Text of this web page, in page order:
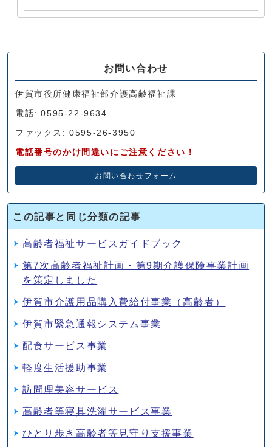
お問い合わせ
伊賀市役所健康福祉部介護高齢福祉課
電話: 0595-22-9634
ファックス: 0595-26-3950
電話番号のかけ間違いにご注意ください！
お問い合わせフォーム
この記事と同じ分類の記事
高齢者福祉サービスガイドブック
第7次高齢者福祉計画・第9期介護保険事業計画
を策定しました
伊賀市介護用品購入費給付事業（高齢者）
伊賀市緊急通報システム事業
配食サービス事業
軽度生活援助事業
訪問理美容サービス
高齢者等寝具洗濯サービス事業
ひとり歩き高齢者等見守り支援事業